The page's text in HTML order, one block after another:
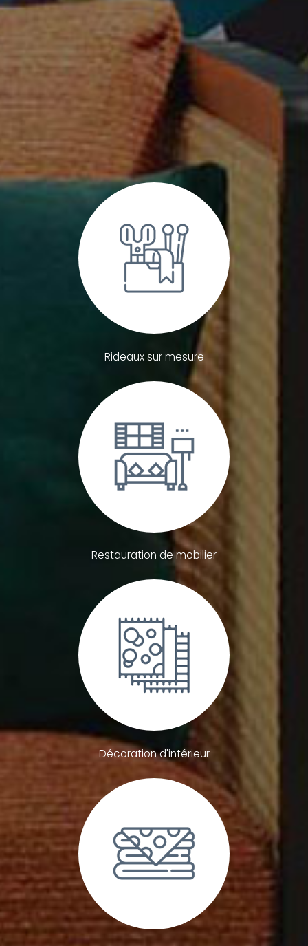
Rideaux sur mesure
Restauration de mobilier
Décoration d'intérieur